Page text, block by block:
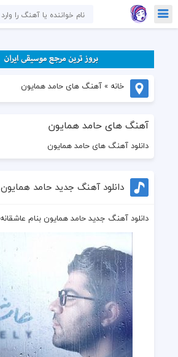
خانه »آهنگ های حامد همایون
آهنگ های حامد همایون
دانلود آهنگ های حامد همایون
دانلود آهنگ جدید حامد همایون بنام عاشقانه